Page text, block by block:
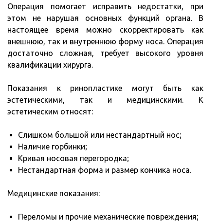
Операция помогает исправить недостатки, при
этом не нарушая основных функций органа. В
настоящее время можно скорректировать как
внешнюю, так и внутреннюю форму носа. Операция
достаточно сложная, требует высокого уровня
квалификации хирурга.
Показания к ринопластике могут быть как
эстетическими, так и медицинскими. К
эстетическим относят:
Слишком большой или нестандартный нос;
Наличие горбинки;
Кривая носовая перегородка;
Нестандартная форма и размер кончика носа.
Медицинские показания:
Переломы и прочие механические повреждения;